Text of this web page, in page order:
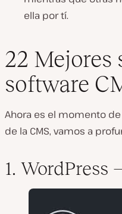
ella por tí.
22 Mejores
software
Ahora es el momento
de la CMS, vamos a
1. WordPress